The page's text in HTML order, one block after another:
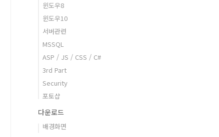
윈도우8
윈도우10
서버관련
MSSQL
ASP / JS / CSS / C#
3rd Part
Security
포토샵
다운로드
배경화면